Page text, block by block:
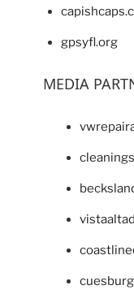
gpsyfl.org
MEDIA